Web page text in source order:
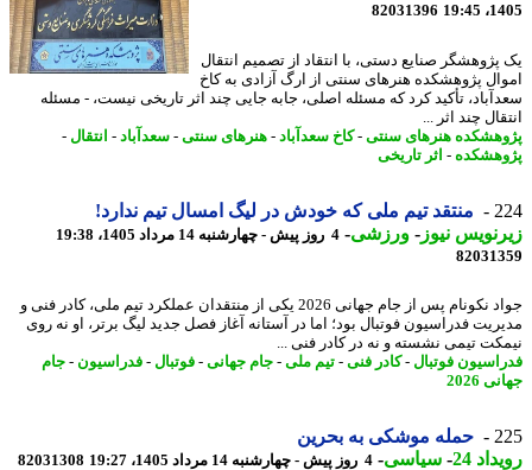
82031396
صنایع دستی، با انتقاد از تصمیم انتقال
پژوهشکده هنرهای سنتی از ارگ آزادی به کاخ
تأکید کرد که مسئله اصلی، جابه جایی چند اثر تاریخی نیست، - مسئله
چند اثر ...
هنرهای سنتی-کاخ سعدآباد- هنرهای سنتی-سعدآباد- انتقال-
-اثر تاریخی
منتقد تیم ملی که خودش در لیگ امسال تیم ندارد!
نیوز-ورزشی-4 روز پیش - چهارشنبه 14 مرداد 1405، 19:38
جواد نکونام پس از جام جهانی 2026 یکی از منتقدان عملکرد تیم ملی، کادر فنی و
فدراسیون فوتبال بود؛ اما در آستانه آغاز فصل جدید لیگ برتر، او نه روی
تیمی نشسته و نه در کادر فنی ...
فوتبال-کادر فنی -تیم ملی -جام جهانی-فوتبال-فدراسیون-جام
2026
حمله موشکی به بحرین
24
-سیاسی-4 روز پیش - چهارشنبه 14 مرداد 1405، 19:27 82031308